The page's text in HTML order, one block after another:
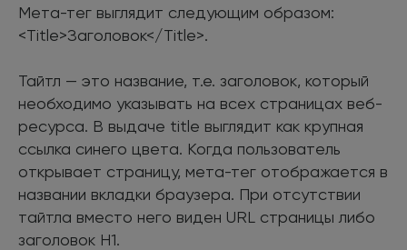
Мета-тег выглядит следующим образом:
<Title>Заголовок</Title>.
Тайтл — это название, т.е. заголовок, который
необходимо указывать на всех страницах веб-
ресурса. В выдаче title выглядит как крупная
ссылка синего цвета. Когда пользователь
открывает страницу, мета-тег отображается в
названии вкладки браузера. При отсутствии
тайтла вместо него виден URL страницы либо
заголовок H1.